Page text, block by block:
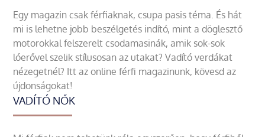
Egy magazin csak férfiaknak, csupa pasis téma. És hát
mi is lehetne jobb beszélgetés indító, mint a döglesztő
motorokkal felszerelt csodamasinák, amik sok-sok
lóerővel szelik stílusosan az utakat? Vadító verdákat
nézegetnél? Itt az online férfi magazinunk, kövesd az
újdonságokat!
VADÍTÓ NŐK